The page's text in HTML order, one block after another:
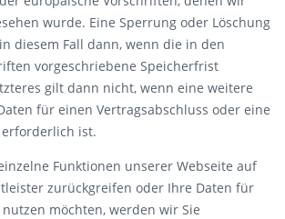
wurde. Eine Sperrung oder Löschung
diesem Fall dann, wenn die in den
vorgeschriebene Speicherfrist
gilt dann nicht, wenn eine weitere
für einen Vertragsabschluss oder eine
ist.
Funktionen unserer Webseite auf
zurückgreifen oder Ihre Daten für
möchten, werden wir Sie